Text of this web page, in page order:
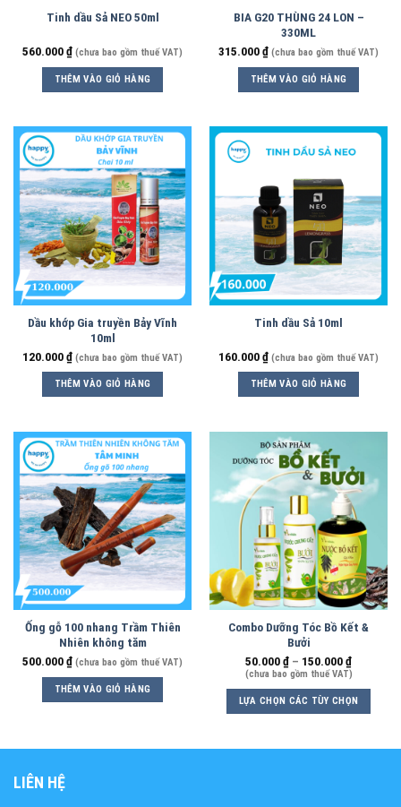
Tinh dầu Sả NEO 50ml
560.000₫ (chưa bao gồm thuế VAT)
THÊM VÀO GIỎ HÀNG
BIA G20 THÙNG 24 LON –
330ML
315.000₫ (chưa bao gồm thuế VAT)
THÊM VÀO GIỎ HÀNG
Dầu khớp Gia truyền Bảy Vĩnh
10ml
120.000₫ (chưa bao gồm thuế VAT)
THÊM VÀO GIỎ HÀNG
Tinh dầu Sả 10ml
160.000₫ (chưa bao gồm thuế VAT)
THÊM VÀO GIỎ HÀNG
Ống gỗ 100 nhang Trầm Thiên
Nhiên không tăm
500.000₫ (chưa bao gồm thuế VAT)
THÊM VÀO GIỎ HÀNG
Combo Dưỡng Tóc Bồ Kết &
Bưởi
50.000₫ – 150.000₫
(chưa bao gồm thuế VAT)
LỰA CHỌN CÁC TÙY CHỌN
LIÊN HỆ